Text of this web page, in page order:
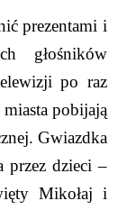
prezentami i
głośników
po raz
pobijają
Gwiazdka
przez dzieci –
Mikołaj i